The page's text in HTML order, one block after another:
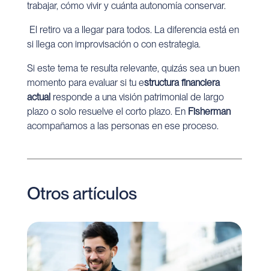
trabajar, cómo vivir y cuánta autonomía conservar.
El retiro va a llegar para todos. La diferencia está en
si llega con improvisación o con estrategia.
Si este tema te resulta relevante, quizás sea un buen
momento para evaluar si tu estructura financiera
actual responde a una visión patrimonial de largo
plazo o solo resuelve el corto plazo. En Fisherman
acompañamos a las personas en ese proceso.
Otros artículos